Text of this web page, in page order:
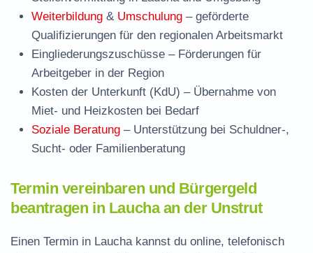
Weiterbildung & Umschulung – geförderte
Qualifizierungen für den regionalen Arbeitsmarkt
Eingliederungszuschüsse – Förderungen für
Arbeitgeber in der Region
Kosten der Unterkunft (KdU) – Übernahme von
Miet- und Heizkosten bei Bedarf
Soziale Beratung – Unterstützung bei Schuldner-,
Sucht- oder Familienberatung
Termin vereinbaren und Bürgergeld
beantragen in Laucha an der Unstrut
Einen Termin in Laucha kannst du online, telefonisch